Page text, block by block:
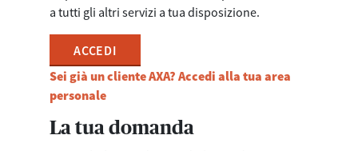
a tutti gli altri servizi a tua disposizione.
ACCEDI
Sei già un cliente AXA? Accedi alla tua area
personale
La tua domanda